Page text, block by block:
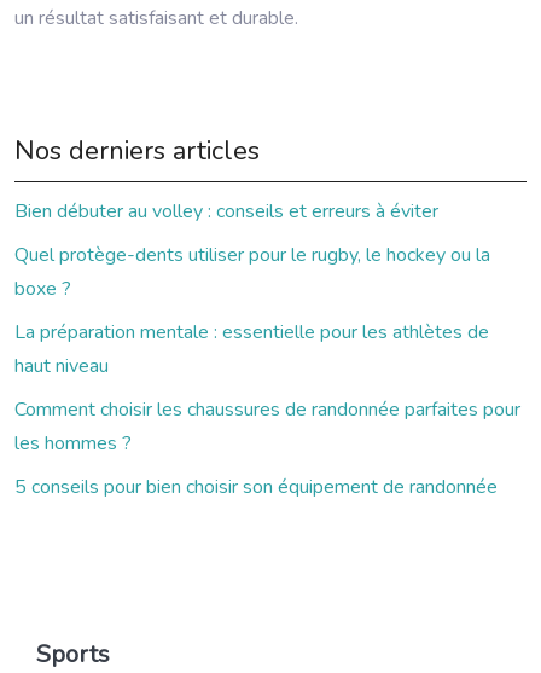
un résultat satisfaisant et durable.
Nos derniers articles
Bien débuter au volley : conseils et erreurs à éviter
Quel protège-dents utiliser pour le rugby, le hockey ou la
boxe ?
La préparation mentale : essentielle pour les athlètes de
haut niveau
Comment choisir les chaussures de randonnée parfaites pour
les hommes ?
5 conseils pour bien choisir son équipement de randonnée
Sports